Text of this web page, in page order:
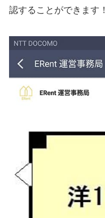
認することができます！